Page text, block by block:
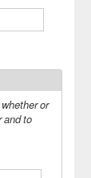
or
and to